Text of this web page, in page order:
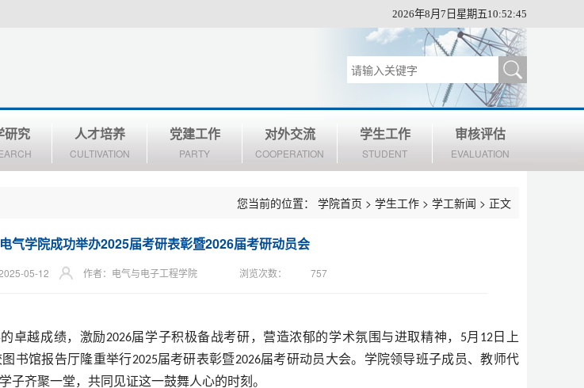
2026年8月7日星期五10:52:46
研究 人才培养
CULTIVATION
党建工作
PARTY
对外交流
COOPERATION
学生工作
STUDENT
审核评估
EVALUATION
您当前的位置： 学院首页 > 学生工作 > 学工新闻 > 正文
电气学院成功举办2025届考研表彰暨2026届考研动员会
05-12 作者：电气与电子工程学院 浏览次数： 757
卓越成绩，激励2026届学子积极备战考研，营造浓郁的学术氛围与进取精神， 5月 12日上
书馆报告厅隆重举行2025届考研表彰暨2026届考研动员大会。学院领导班子成员、教师代
子齐聚一堂，共同见证这一鼓舞人心的时刻。